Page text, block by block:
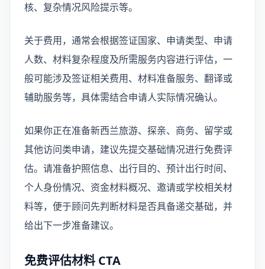
核、复杂情况风险提示等。
关于费用，通常会根据签证国家、申请类型、申请
人数、材料复杂程度及所需服务内容进行评估，一
般可能涉及签证相关费用、材料准备服务、翻译或
辅助服务等，具体需结合申请人实际情况确认。
如果你正在准备新西兰旅游、探亲、商务、留学或
其他访问类申请，建议先提交基础情况进行免费评
估。请准备护照信息、出行目的、预计出行时间、
个人身份情况、资金材料概况、邀请或学校相关材
料等，便于顾问先判断材料是否具备递交基础，并
给出下一步准备建议。
免费评估材料 CTA